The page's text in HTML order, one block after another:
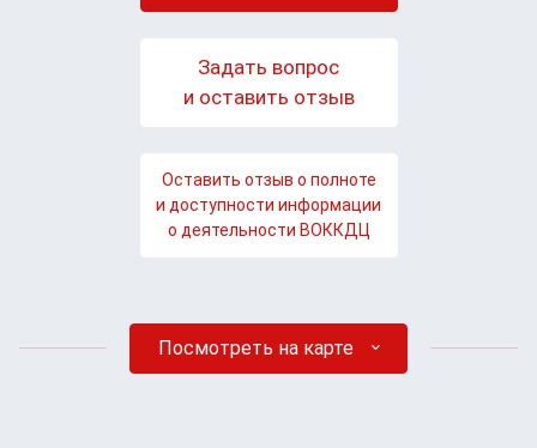
Задать вопрос
и оставить отзыв
Оставить отзыв о полноте
и доступности информации
о деятельности ВОККДЦ
Посмотреть на карте